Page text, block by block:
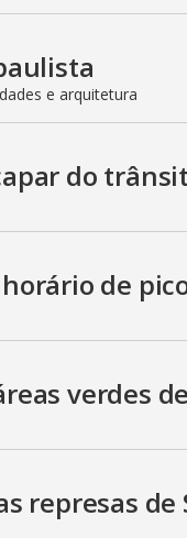
e arquitetura
do
de
verdes
represas de